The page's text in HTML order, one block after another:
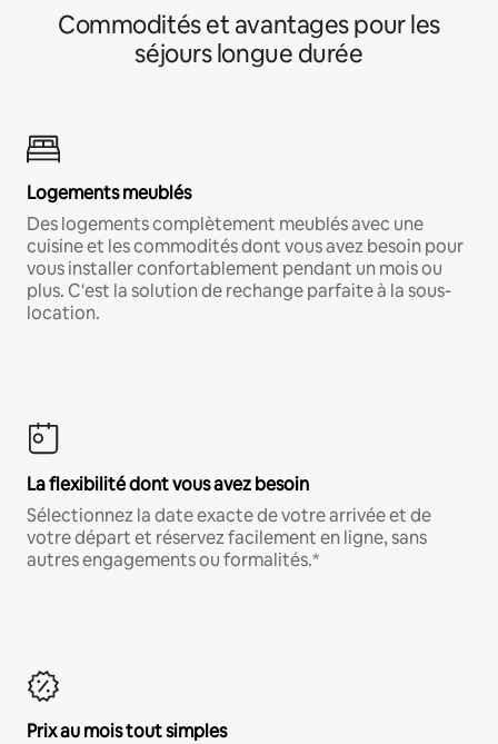
Commodités et avantages pour les
séjours longue durée
Logements meublés
Des logements complètement meublés avec une
cuisine et les commodités dont vous avez besoin pour
vous installer confortablement pendant un mois ou
plus. C'est la solution de rechange parfaite à la sous-
location.
La flexibilité dont vous avez besoin
Sélectionnez la date exacte de votre arrivée et de
votre départ et réservez facilement en ligne, sans
autres engagements ou formalités.*
Prix au mois tout simples